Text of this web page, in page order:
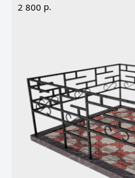
2 800 р.